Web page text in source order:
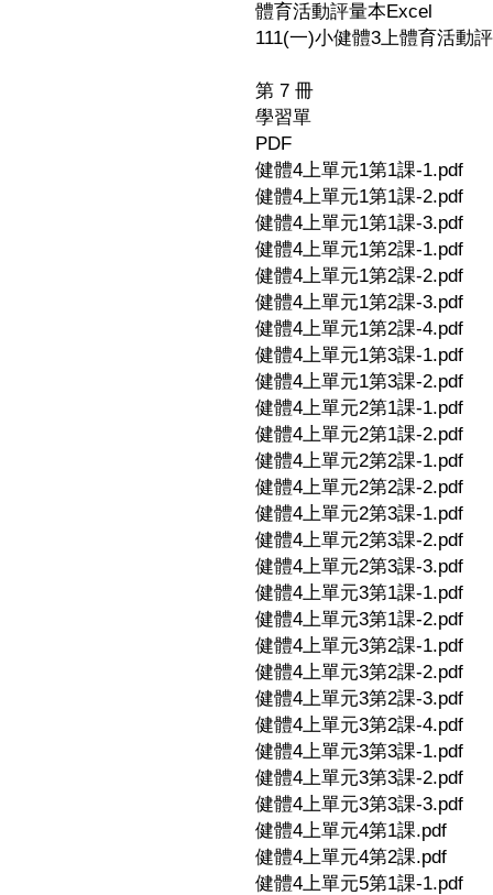
體育活動評量本Excel
111(一)小健體3上體育活動
第 7 冊
學習單
PDF
健體4上單元1第1課-1.pdf
健體4上單元1第1課-2.pdf
健體4上單元1第1課-3.pdf
健體4上單元1第2課-1.pdf
健體4上單元1第2課-2.pdf
健體4上單元1第2課-3.pdf
健體4上單元1第2課-4.pdf
健體4上單元1第3課-1.pdf
健體4上單元1第3課-2.pdf
健體4上單元2第1課-1.pdf
健體4上單元2第1課-2.pdf
健體4上單元2第2課-1.pdf
健體4上單元2第2課-2.pdf
健體4上單元2第3課-1.pdf
健體4上單元2第3課-2.pdf
健體4上單元2第3課-3.pdf
健體4上單元3第1課-1.pdf
健體4上單元3第1課-2.pdf
健體4上單元3第2課-1.pdf
健體4上單元3第2課-2.pdf
健體4上單元3第2課-3.pdf
健體4上單元3第2課-4.pdf
健體4上單元3第3課-1.pdf
健體4上單元3第3課-2.pdf
健體4上單元3第3課-3.pdf
健體4上單元4第1課.pdf
健體4上單元4第2課.pdf
健體4上單元5第1課-1.pdf